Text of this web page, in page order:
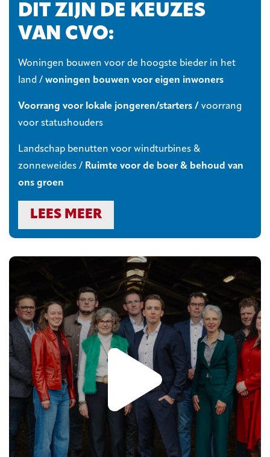
DIT ZIJN DE KEUZES
VAN CVO:
Woningen bouwen voor de hoogste bieder in het
land / woningen bouwen voor eigen inwoners
Voorrang voor lokale jongeren/starters / voorrang
voor statushouders
Landschap benutten voor windturbines &
zonneweides / Ruimte voor de boer & behoud van
ons groen
LEES MEER